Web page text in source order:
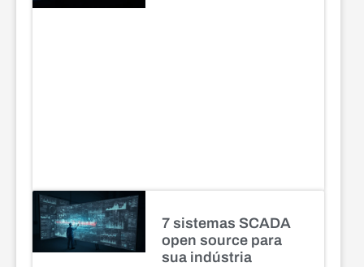
7 sistemas SCADA
open source para
sua indústria